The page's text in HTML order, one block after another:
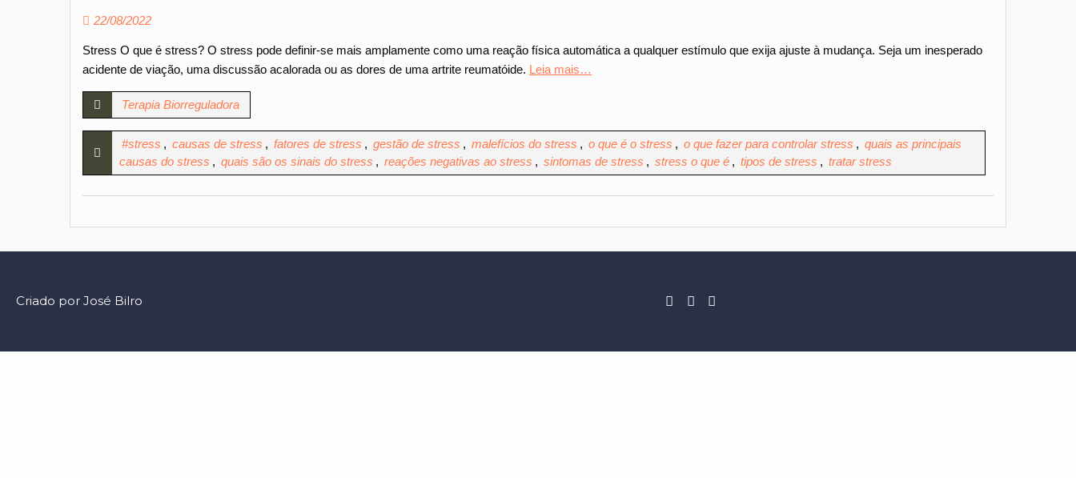
22/08/2022
Stress O que é stress? O stress pode definir-se mais amplamente como uma reação física automática a qualquer estímulo que exija ajuste à mudança. Seja um inesperado
acidente de viação, uma discussão acalorada ou as dores de uma artrite reumatóide. Leia mais…
Terapia Biorreguladora
#stress , causas de stress , fatores de stress , gestão de stress , malefícios do stress , o que é o stress , o que fazer para controlar stress , quais as principais
causas do stress , quais são os sinais do stress , reações negativas ao stress , sintomas de stress , stress o que é , tipos de stress , tratar stress
Criado por José Bilro